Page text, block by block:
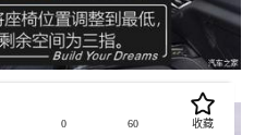
0 60 收藏